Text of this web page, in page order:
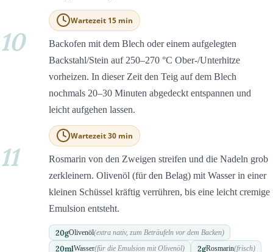
Wartezeit 15 min
10
Backofen mit dem Blech oder einem aufgelegten
Backstahl/Stein auf 250–270 °C Ober-/Unterhitze
vorheizen. In dieser Zeit den Teig auf dem Blech
nochmals 20–30 Minuten abgedeckt entspannen und
leicht aufgehen lassen.
Wartezeit 30 min
11
Rosmarin von den Zweigen streifen und die Nadeln grob
zerkleinern. Olivenöl (für den Belag) mit Wasser in einer
kleinen Schüssel kräftig verrühren, bis eine leicht cremige
Emulsion entsteht.
20gOlivenöl(extra nativ, zum Beträufeln vor dem Backen)
20mlWasser(für die Emulsion mit Olivenöl) 2gRosmarin(frisch)